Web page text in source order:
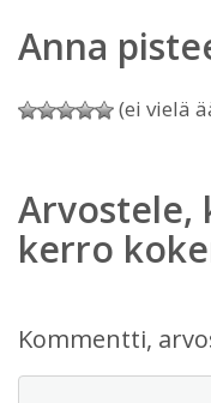
Anna
(ei vielä
Arvostele,
kerro
Kommentti,